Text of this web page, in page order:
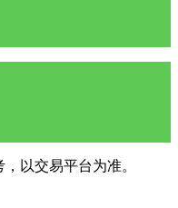
以交易平台为准。